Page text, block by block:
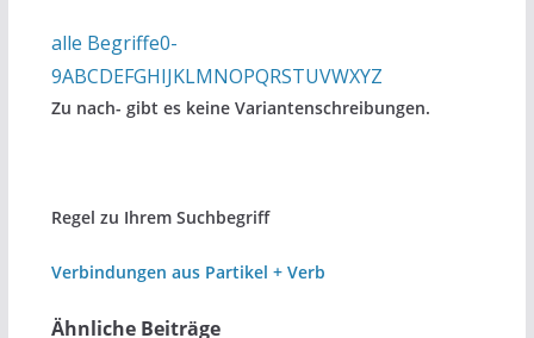
alle Begriffe0-
9ABCDEFGHIJKLMNOPQRSTUVWXYZ
Zu nach- gibt es keine Variantenschreibungen.
Regel zu Ihrem Suchbegriff
Verbindungen aus Partikel + Verb
Ähnliche Beiträge